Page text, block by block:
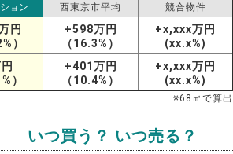
ョン 西東京市平均 競合物件
円
）
+598万円
（16.3%）
+x,xxx万円
(xx.x%)
）
+401万円
（10.4%）
+x,xxx万円
(xx.x%)
※68 ㎡で算出
いつ買う？ いつ売る？